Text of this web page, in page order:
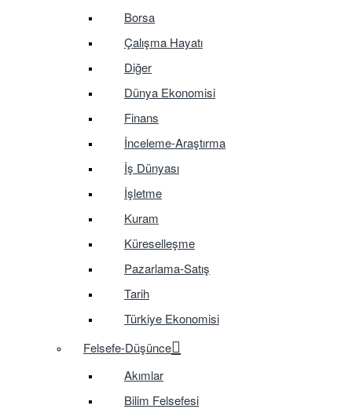
Borsa
Çalışma Hayatı
Diğer
Dünya Ekonomisi
Finans
İnceleme-Araştırma
İş Dünyası
İşletme
Kuram
Küreselleşme
Pazarlama-Satış
Tarih
Türkiye Ekonomisi
Felsefe-Düşünce
Akımlar
Bilim Felsefesi